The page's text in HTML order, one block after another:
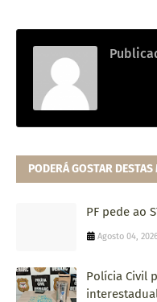
PODERÁ GOSTAR DESTAS
PF pede ao
Agosto 04,
Polícia Civil